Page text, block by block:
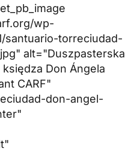
wp-
santuario-torreciudad-
alt="Duszpasterska
Don Ángela
CARF"
don-angel-